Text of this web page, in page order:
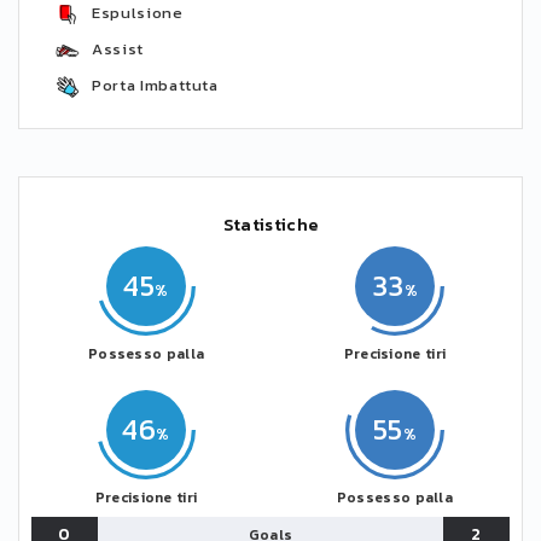
Espulsione
Assist
Porta Imbattuta
Statistiche
45
Possesso palla
46
Precisione tiri
55
Possesso palla
33
Precisione tiri
0 Goals 2